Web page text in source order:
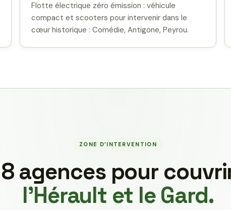
Flotte électrique zéro émission : véhicule
compact et scooters pour intervenir dans le
cœur historique : Comédie, Antigone, Peyrou.
ZONE D’INTERVENTION
8 agences pour
l’Hérault et le Gard.